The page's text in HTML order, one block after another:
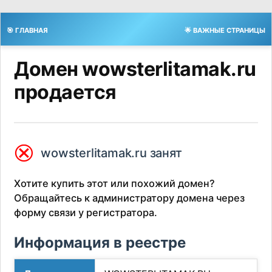
🎯 ГЛАВНАЯ 🌟 ВАЖНЫЕ СТРАНИЦЫ
Домен wowsterlitamak.ru
продается
⮿ wowsterlitamak.ru занят
Хотите купить этот или похожий домен?
Обращайтесь к администратору домена через
форму связи у регистратора.
Информация в реестре